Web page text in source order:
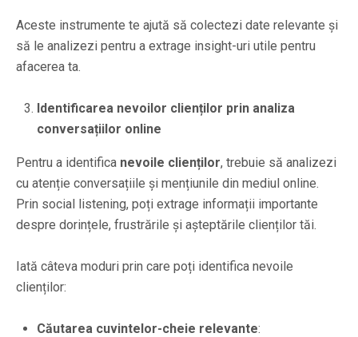
Aceste instrumente te ajută să colectezi date relevante și
să le analizezi pentru a extrage insight-uri utile pentru
afacerea ta.
Identificarea nevoilor clienților prin analiza
conversațiilor online
Pentru a identifica nevoile clienților, trebuie să analizezi
cu atenție conversațiile și mențiunile din mediul online.
Prin social listening, poți extrage informații importante
despre dorințele, frustrările și așteptările clienților tăi.
Iată câteva moduri prin care poți identifica nevoile
clienților:
Căutarea cuvintelor-cheie relevante: